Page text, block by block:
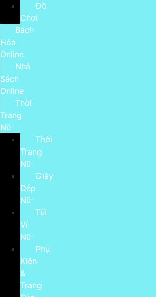
Đồ
Chơi
Bách
Hóa
Online
Nhà
Sách
Online
Thời
Trang
Nữ
Thời
Trang
Nữ
Giày
Dép
Nữ
Túi
Ví
Nữ
Phụ
Kiện
&
Trang